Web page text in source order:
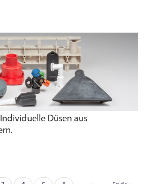
Individuelle Düsen aus